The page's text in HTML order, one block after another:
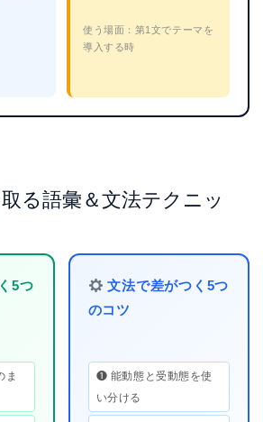
使う場面：第1文でテーマを
導入する時
る語彙＆文法テクニッ
5つ
ま
文法で差がつく5つ
のコツ
❶ 能動態と受動態を使
い分ける